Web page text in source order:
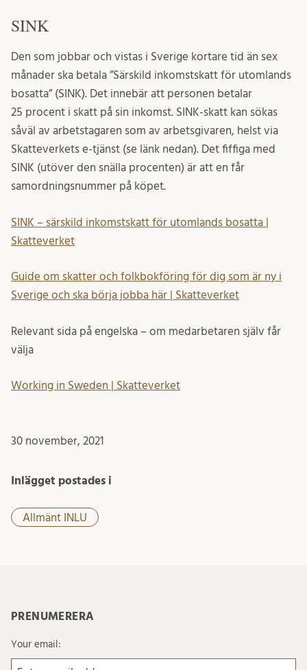
SINK
Den som jobbar och vistas i Sverige kortare tid än sex
månader ska betala ”Särskild inkomstskatt för utomlands
bosatta” (SINK). Det innebär att personen betalar
25 procent i skatt på sin inkomst. SINK-skatt kan sökas
såväl av arbetstagaren som av arbetsgivaren, helst via
Skatteverkets e-tjänst (se länk nedan). Det fiffiga med
SINK (utöver den snälla procenten) är att en får
samordningsnummer på köpet.
SINK – särskild inkomstskatt för utomlands bosatta |
Skatteverket
Guide om skatter och folkbokföring för dig som är ny i
Sverige och ska börja jobba här | Skatteverket
Relevant sida på engelska – om medarbetaren själv får
välja
Working in Sweden | Skatteverket
30 november, 2021
Inlägget postades i
Allmänt INLU
PRENUMERERA
Your email: